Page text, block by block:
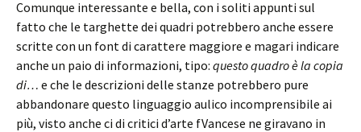
Comunque interessante e bella, con i soliti appunti sul
fatto che le targhette dei quadri potrebbero anche essere
scritte con un font di carattere maggiore e magari indicare
anche un paio di informazioni, tipo: questo quadro è la copia
di… e che le descrizioni delle stanze potrebbero pure
abbandonare questo linguaggio aulico incomprensibile ai
più, visto anche ci di critici d’arte fVancese ne giravano in